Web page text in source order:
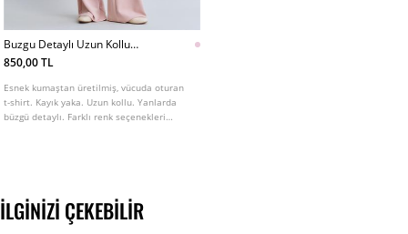
Buzgu Detaylı Uzun Kollu
Poliamid Tshirt
850,00 TL
Esnek kumaştan üretilmiş, vücuda oturan
t-shirt. Kayık yaka. Uzun kollu. Yanlarda
büzgü detaylı. Farklı renk seçenekleri
İLGINIZI ÇEKEBILIR